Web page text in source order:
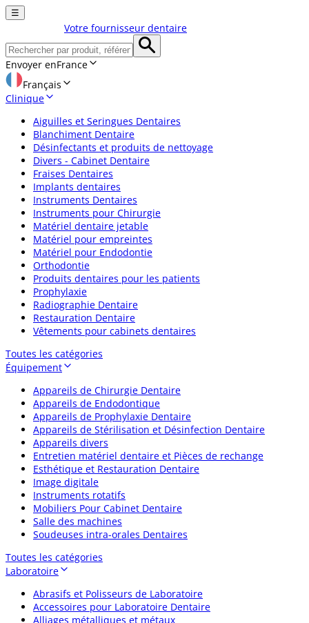
☰
Votre fournisseur dentaire
Envoyer enFrance
Français
Clinique
Aiguilles et Seringues Dentaires
Blanchiment Dentaire
Désinfectants et produits de nettoyage
Divers - Cabinet Dentaire
Fraises Dentaires
Implants dentaires
Instruments Dentaires
Instruments pour Chirurgie
Matériel dentaire jetable
Matériel pour empreintes
Matériel pour Endodontie
Orthodontie
Produits dentaires pour les patients
Prophylaxie
Radiographie Dentaire
Restauration Dentaire
Vêtements pour cabinets dentaires
Toutes les catégories
Équipement
Appareils de Chirurgie Dentaire
Appareils de Endodontique
Appareils de Prophylaxie Dentaire
Appareils de Stérilisation et Désinfection Dentaire
Appareils divers
Entretien matériel dentaire et Pièces de rechange
Esthétique et Restauration Dentaire
Image digitale
Instruments rotatifs
Mobiliers Pour Cabinet Dentaire
Salle des machines
Soudeuses intra-orales Dentaires
Toutes les catégories
Laboratoire
Abrasifs et Polisseurs de Laboratoire
Accessoires pour Laboratoire Dentaire
Alliages métalliques et métaux